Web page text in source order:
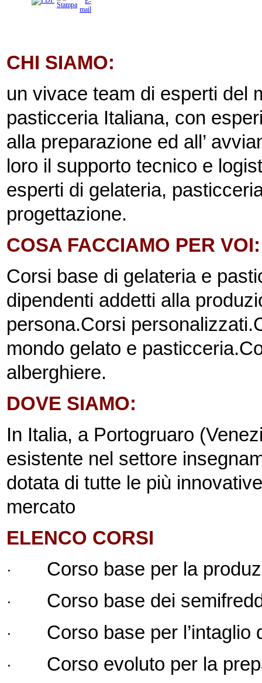
CHI SIAMO:
un vivace team di esperti del
pasticceria Italiana, con
alla preparazione ed all’
loro il supporto tecnico e
esperti di gelateria,
progettazione.
COSA FACCIAMO PER
Corsi base di gelateria e
dipendenti addetti alla
persona.Corsi personalizzati.
mondo gelato e pasticceria.
alberghiere.
DOVE SIAMO:
In Italia, a Portogruaro
esistente nel settore
dotata di tutte le più
mercato
ELENCO CORSI
· Corso base per la
· Corso base dei
· Corso base per l’intaglio
· Corso evoluto per la